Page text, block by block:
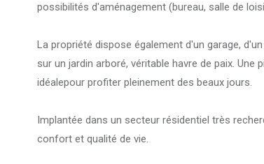
possibilités d'aménagement (bureau, salle de
La propriété dispose également d'un garage,
sur un jardin arboré, véritable havre de paix. Une
idéalepour profiter pleinement des beaux jours.
Implantée dans un secteur résidentiel très
confort et qualité de vie.